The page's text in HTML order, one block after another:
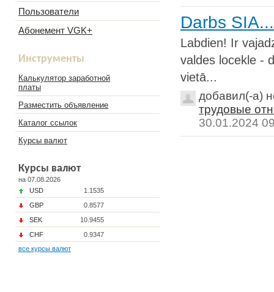
Пользователи
Абонемент VGK+
Инструменты
Калькулятор заработной
платы
Разместить объявление
Каталог ссылок
Курсы валют
Курсы валют
на 07.08.2026
USD
1.1535
GBP
0.8577
SEK
10.9455
CHF
0.9347
все курсы валют
Darbs SIA...
Labdien! Ir
valdes locekle -
vietā...
добавил(-а)
трудовые
30.01.2024